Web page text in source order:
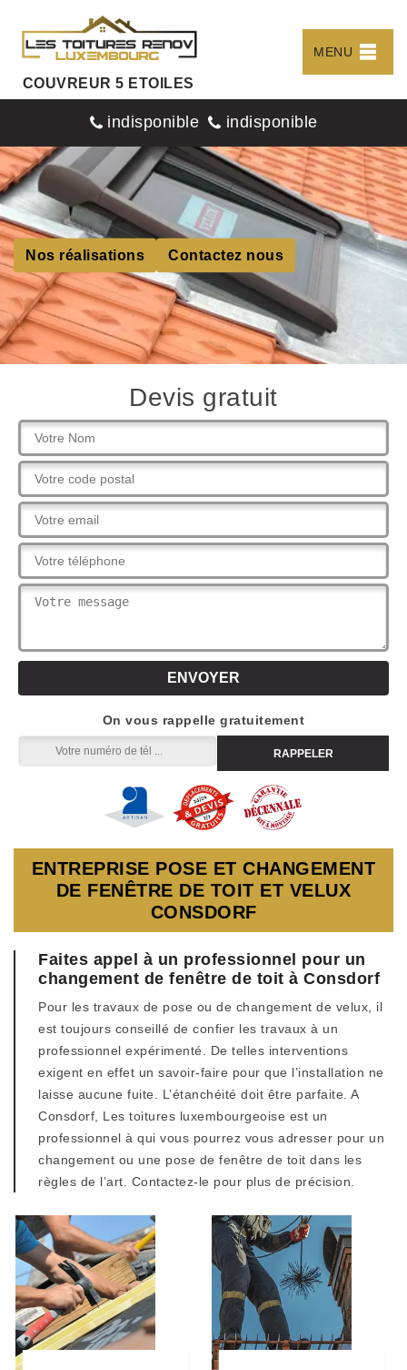
COUVREUR 5 ETOILES
MENU
indisponible indisponible
Nos réalisations Contactez nous
Devis gratuit
On vous rappelle gratuitement
ENTREPRISE POSE ET CHANGEMENT
DE FENÊTRE DE TOIT ET VELUX
CONSDORF
Faites appel à un professionnel pour un
changement de fenêtre de toit à Consdorf
Pour les travaux de pose ou de changement de velux, il
est toujours conseillé de confier les travaux à un
professionnel expérimenté. De telles interventions
exigent en effet un savoir-faire pour que l’installation ne
laisse aucune fuite. L’étanchéité doit être parfaite. A
Consdorf, Les toitures luxembourgeoise est un
professionnel à qui vous pourrez vous adresser pour un
changement ou une pose de fenêtre de toit dans les
règles de l’art. Contactez-le pour plus de précision.